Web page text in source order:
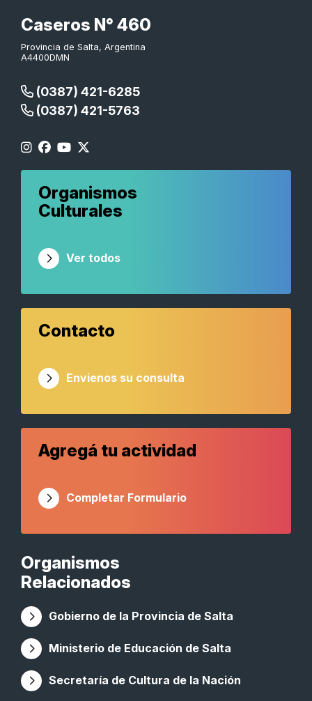
Caseros N° 460
Provincia de Salta, Argentina
A4400DMN
(0387) 421-6285
(0387) 421-5763
Organismos
Relacionados
Gobierno de la Provincia de Salta
Ministerio de Educación de Salta
Secretaría de Cultura de la Nación
Organismos
Culturales
Ver todos
Contacto
Envienos su consulta
Agregá tu actividad
Completar Formulario